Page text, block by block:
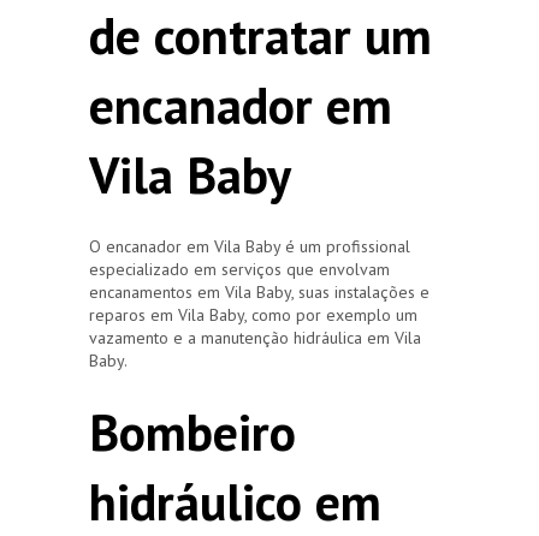
de contratar um
encanador em
Vila Baby
O encanador em Vila Baby é um profissional
especializado em serviços que envolvam
encanamentos em Vila Baby, suas instalações e
reparos em Vila Baby, como por exemplo um
vazamento e a manutenção hidráulica em Vila
Baby.
Bombeiro
hidráulico em